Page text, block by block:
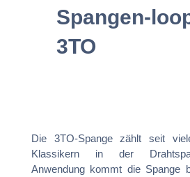
Spangen-
3TO
Die 3TO-Spange zählt seit
Klassikern in der
Anwendung kommt die Spange